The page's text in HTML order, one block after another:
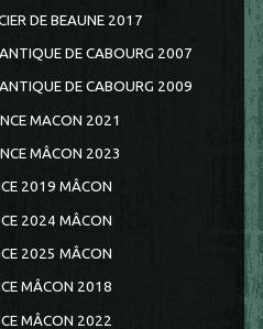
DE BEAUNE 2017
DE CABOURG 2007
DE CABOURG 2009
MACON 2021
MÂCON 2023
2019 MÂCON
2024 MÂCON
2025 MÂCON
MÂCON 2018
MÂCON 2022